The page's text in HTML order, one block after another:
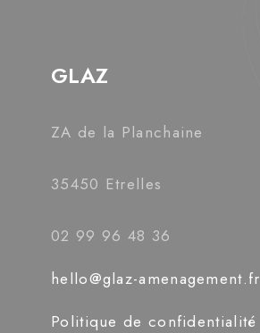
GLAZ
ZA de la Planchaine
35450 Etrelles
02 99 96 48 36
hello@glaz-amenagement.fr
Politique de confidentialité